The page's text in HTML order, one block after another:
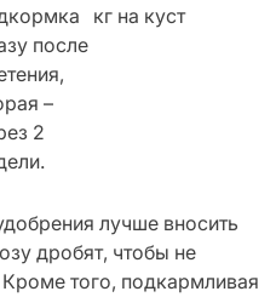
после
–
2
кг на куст
лучше вносить
дробят, чтобы не
того, подкармливая